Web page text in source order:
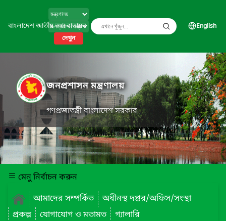
বাংলাদেশ জাতীয় তথ্য বাতায়ন
দেখুন
English
জনপ্রশাসন মন্ত্রণালয়
গণপ্রজাতন্ত্রী বাংলাদেশ সরকার
মেনু নির্বাচন করুন
আমাদের সম্পর্কিত
অধীনস্থ দপ্তর/অফিস/সংস্থা
প্রকল্প
যোগাযোগ ও মতামত
গ্যালারি